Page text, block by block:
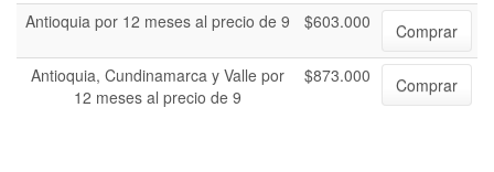
Antioquia por 12 meses al precio de 9 $603.000
Comprar
Antioquia, Cundinamarca y Valle por
12 meses al precio de 9
$873.000 Comprar